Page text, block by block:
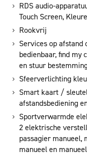
RDS audio-
Touch Screen,
Rookvrij
Services op
bedienbaar, find my
en stuur
Sfeerverlichting
Smart kaart /
afstandsbediening
Sportverwarmde
2 elektrische
passagier manueel,
manueel en manueel